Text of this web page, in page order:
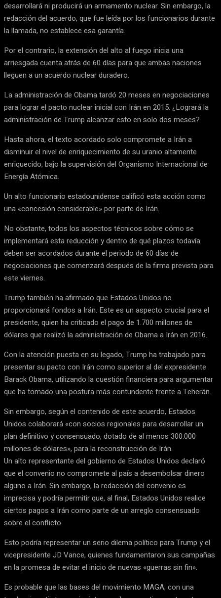
desarrollará ni producirá un armamento nuclear. Sin embargo, la
redacción del acuerdo, que fue leída por los funcionarios durante
la llamada, no establece esa garantía.
Por el contrario, la extensión del alto al fuego inicia una
arriesgada cuenta atrás de 60 días para que ambas naciones
lleguen a un acuerdo nuclear duradero.
La administración de Obama tardó 20 meses en negociaciones
para lograr el pacto nuclear inicial con Irán en 2015. ¿Logrará la
administración de Trump alcanzar esto en solo dos meses?
Hasta ahora, el texto acordado solo compromete a Irán a
disminuir el nivel de enriquecimiento de su uranio altamente
enriquecido, bajo la supervisión del Organismo Internacional de
Energía Atómica.
Un alto funcionario estadounidense calificó esta acción como
una «concesión considerable» por parte de Irán.
No obstante, todos los aspectos técnicos sobre cómo se
implementará esta reducción y dentro de qué plazos todavía
deben ser acordados durante el periodo de 60 días de
negociaciones que comenzará después de la firma prevista para
este viernes.
Trump también ha afirmado que Estados Unidos no
proporcionará fondos a Irán. Este es un aspecto crucial para el
presidente, quien ha criticado el pago de 1.700 millones de
dólares que realizó la administración de Obama a Irán en 2016.
Con la atención puesta en su legado, Trump ha trabajado para
presentar su pacto con Irán como superior al del expresidente
Barack Obama, utilizando la cuestión financiera para argumentar
que ha tomado una postura más contundente frente a Teherán.
Sin embargo, según el contenido de este acuerdo, Estados
Unidos colaborará «con socios regionales para desarrollar un
plan definitivo y consensuado, dotado de al menos 300.000
millones de dólares», para la reconstrucción de Irán.
Un alto representante del gobierno de Estados Unidos declaró
que el convenio no compromete al país a desembolsar dinero
alguno a Irán. Sin embargo, la redacción del convenio es
imprecisa y podría permitir que, al final, Estados Unidos realice
ciertos pagos a Irán como parte de un arreglo consensuado
sobre el conflicto.
Esto podría representar un serio dilema político para Trump y el
vicepresidente JD Vance, quienes fundamentaron sus campañas
en la promesa de evitar el inicio de nuevas «guerras sin fin».
Es probable que las bases del movimiento MAGA, con una